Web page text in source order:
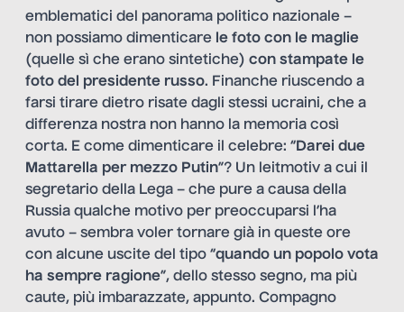
emblematici del panorama politico nazionale –
non possiamo dimenticare le foto con le maglie
(quelle sì che erano sintetiche) con stampate le
foto del presidente russo. Finanche riuscendo a
farsi tirare dietro risate dagli stessi ucraini, che a
differenza nostra non hanno la memoria così
corta. E come dimenticare il celebre: “Darei due
Mattarella per mezzo Putin”? Un leitmotiv a cui il
segretario della Lega – che pure a causa della
Russia qualche motivo per preoccuparsi l’ha
avuto – sembra voler tornare già in queste ore
con alcune uscite del tipo “quando un popolo vota
ha sempre ragione”, dello stesso segno, ma più
caute, più imbarazzate, appunto. Compagno